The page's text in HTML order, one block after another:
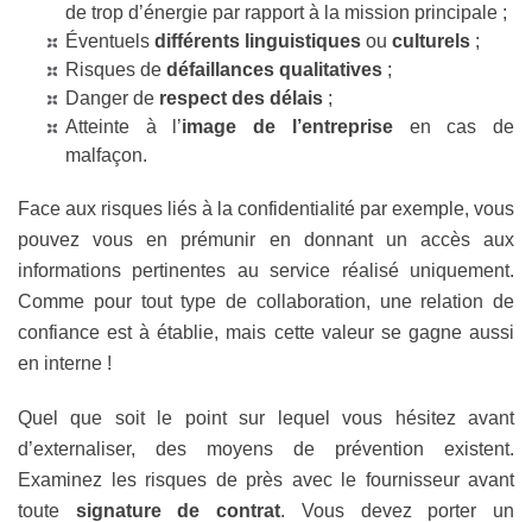
de trop d’énergie par rapport à la mission principale ;
Éventuels différents linguistiques ou culturels ;
Risques de défaillances qualitatives ;
Danger de respect des délais ;
Atteinte à l’image de l’entrepriseen cas de
malfaçon.
Face aux risques liés à la confidentialité par exemple, vous
pouvez vous en prémunir en donnant un accès aux
informations pertinentes au service réalisé uniquement.
Comme pour tout type de collaboration, une relation de
confiance est à établie, mais cette valeur se gagne aussi
en interne !
Quel que soit le point sur lequel vous hésitez avant
d’externaliser, des moyens de prévention existent.
Examinez les risques de près avec le fournisseur avant
toute signature de contrat. Vous devez porter un